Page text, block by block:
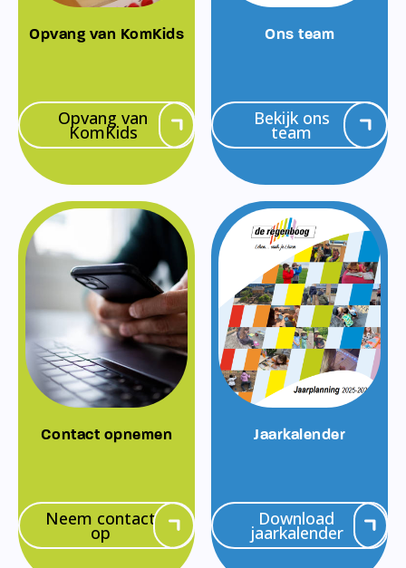
Opvang van KomKids
Opvang van
KomKids
Ons team
Bekijk ons
team
Contact opnemen
Neem contact
op
Jaarkalender
Download
jaarkalender